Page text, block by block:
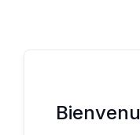
Bienvenu